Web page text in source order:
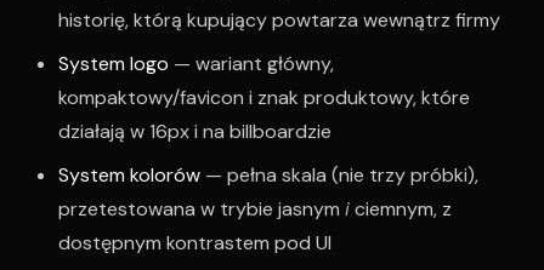
historię, którą kupujący powtarza wewnątrz firmy
System logo — wariant główny,
kompaktowy/favicon i znak produktowy, które
działają w 16px i na billboardzie
System kolorów — pełna skala (nie trzy próbki),
przetestowana w trybie jasnym iciemnym, z
dostępnym kontrastem pod UI